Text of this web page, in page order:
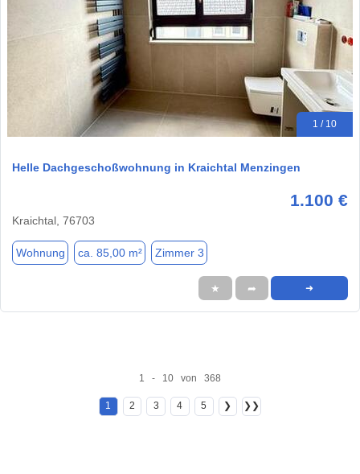
1 / 10
Helle Dachgeschoßwohnung in Kraichtal Menzingen
1.100 €
Kraichtal, 76703
Wohnung ca. 85,00 m² Zimmer 3
★ ➦ ➜
1 - 10 von 368
1 2 3 4 5 ❯ ❯❯